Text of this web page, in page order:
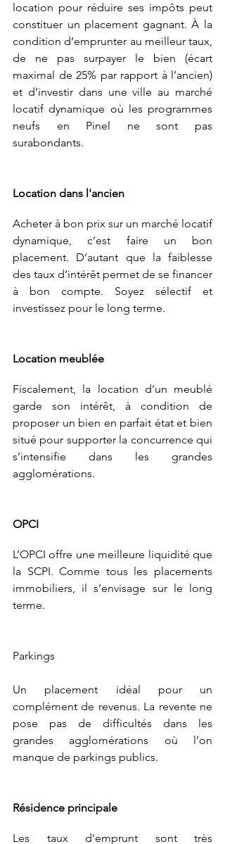
location pour réduire ses impôts peut
constituer un placement gagnant. À la
condition d’emprunter au meilleur taux,
de ne pas surpayer le bien (écart
maximal de 25% par rapport à l’ancien)
et d’investir dans une ville au marché
locatif dynamique où les programmes
neufs en Pinel ne sont pas
surabondants.
Location dans l'ancien
Acheter à bon prix sur un marché locatif
dynamique, c’est faire un bon
placement. D’autant que la faiblesse
des taux d’intérêt permet de se financer
à bon compte. Soyez sélectif et
investissez pour le long terme.
Location meublée
Fiscalement, la location d’un meublé
garde son intérêt, à condition de
proposer un bien en parfait état et bien
situé pour supporter la concurrence qui
s’intensifie dans les grandes
agglomérations.
OPCI
L’OPCI offre une meilleure liquidité que
la SCPI. Comme tous les placements
immobiliers, il s’envisage sur le long
terme.
Parkings
Un placement idéal pour un
complément de revenus. La revente ne
pose pas de difficultés dans les
grandes agglomérations où l’on
manque de parkings publics.
Résidence principale
Les taux d’emprunt sont très